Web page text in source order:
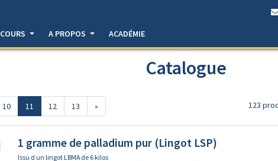
COURS A PROPOS ACADÉMIE
Catalogue
10 11 12 13 » 123
1 gramme de palladium pur (Lingot LSP)
Issu d un lingot LBMA de 6 kilos